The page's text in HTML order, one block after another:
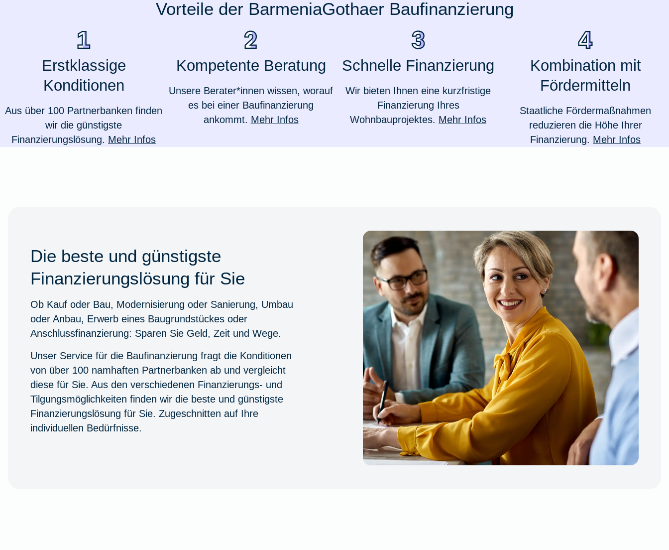
Valorenversicherung
Oldtimersammlungsversicherung
Zur Produktübersicht
Vorteile der BarmeniaGothaer Baufinanzierung
Erstklassige
Konditionen
Aus über 100 Partnerbanken finden
wir die günstigste
Finanzierungslösung. Mehr Infos
Kompetente Beratung
Unsere Berater*innen wissen, worauf
es bei einer Baufinanzierung
ankommt. Mehr Infos
Schnelle Finanzierung
Wir bieten Ihnen eine kurzfristige
Finanzierung Ihres
Wohnbauprojektes. Mehr Infos
Kombination mit
Fördermitteln
Staatliche Fördermaßnahmen
reduzieren die Höhe Ihrer
Finanzierung. Mehr Infos
Die beste und günstigste
Finanzierungslösung für Sie
Ob Kauf oder Bau, Modernisierung oder Sanierung, Umbau
oder Anbau, Erwerb eines Baugrundstückes oder
Anschlussfinanzierung: Sparen Sie Geld, Zeit und Wege.
Unser Service für die Baufinanzierung fragt die Konditionen
von über 100 namhaften Partnerbanken ab und vergleicht
diese für Sie. Aus den verschiedenen Finanzierungs- und
Tilgungsmöglichkeiten finden wir die beste und günstigste
Finanzierungslösung für Sie. Zugeschnitten auf Ihre
individuellen Bedürfnisse.